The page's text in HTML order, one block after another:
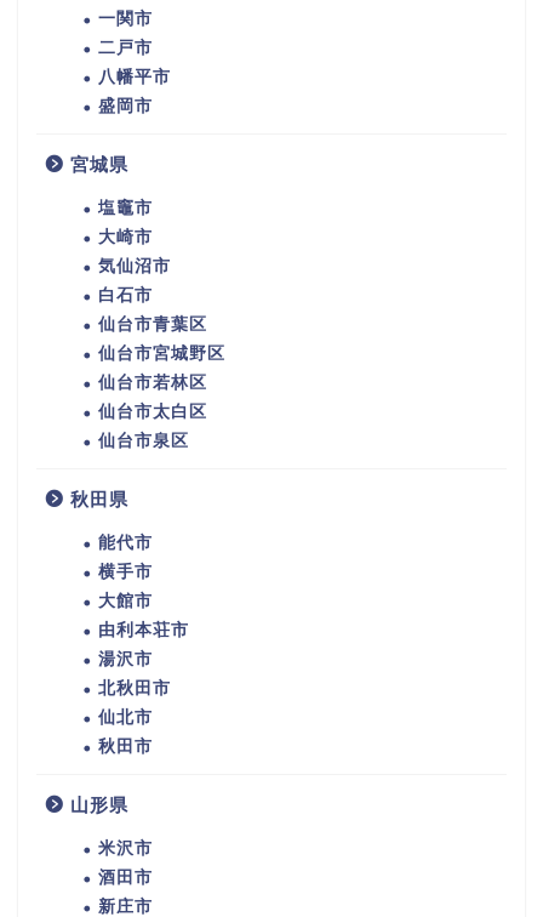
一関市
二戸市
八幡平市
盛岡市
宮城県
塩竈市
大崎市
気仙沼市
白石市
仙台市青葉区
仙台市宮城野区
仙台市若林区
仙台市太白区
仙台市泉区
秋田県
能代市
横手市
大館市
由利本荘市
湯沢市
北秋田市
仙北市
秋田市
山形県
米沢市
酒田市
新庄市